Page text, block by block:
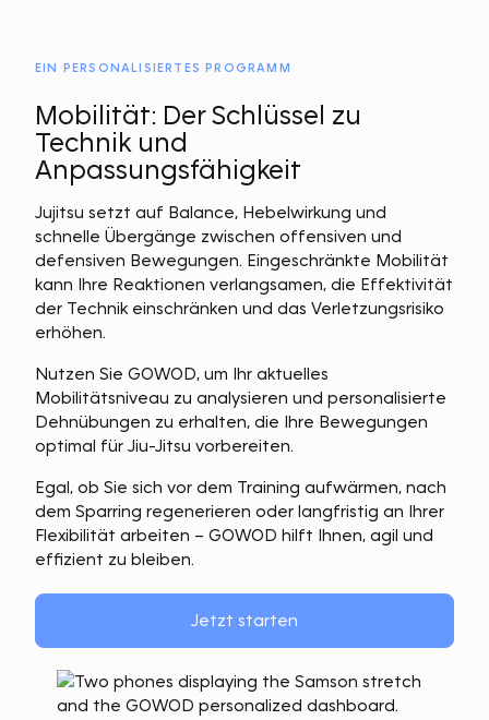
EIN PERSONALISIERTES PROGRAMM
Mobilität: Der Schlüssel zu
Technik und
Anpassungsfähigkeit
Jujitsu setzt auf Balance, Hebelwirkung und
schnelle Übergänge zwischen offensiven und
defensiven Bewegungen. Eingeschränkte Mobilität
kann Ihre Reaktionen verlangsamen, die Effektivität
der Technik einschränken und das Verletzungsrisiko
erhöhen.
Nutzen Sie GOWOD, um Ihr aktuelles
Mobilitätsniveau zu analysieren und personalisierte
Dehnübungen zu erhalten, die Ihre Bewegungen
optimal für Jiu-Jitsu vorbereiten.
Egal, ob Sie sich vor dem Training aufwärmen, nach
dem Sparring regenerieren oder langfristig an Ihrer
Flexibilität arbeiten – GOWOD hilft Ihnen, agil und
effizient zu bleiben.
Jetzt starten